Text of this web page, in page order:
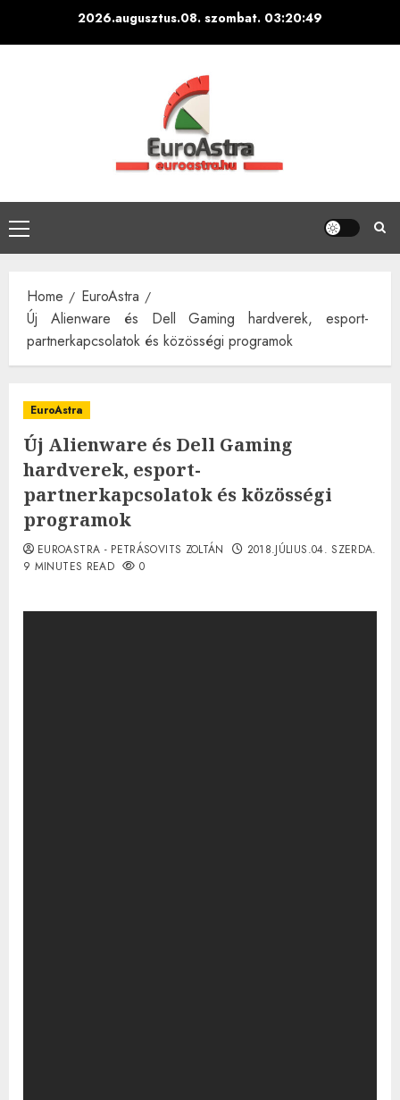
2026.augusztus.08. szombat. 03:20:50
Primary
Menu
Home
EuroAstra
Új Alienware és Dell Gaming hardverek, esport-
partnerkapcsolatok és közösségi programok
EuroAstra
Új Alienware és Dell Gaming
hardverek, esport-
partnerkapcsolatok és közösségi
programok
EUROASTRA - PETRÁSOVITS ZOLTÁN
2018.JÚLIUS.04. SZERDA.
9 MINUTES READ
0